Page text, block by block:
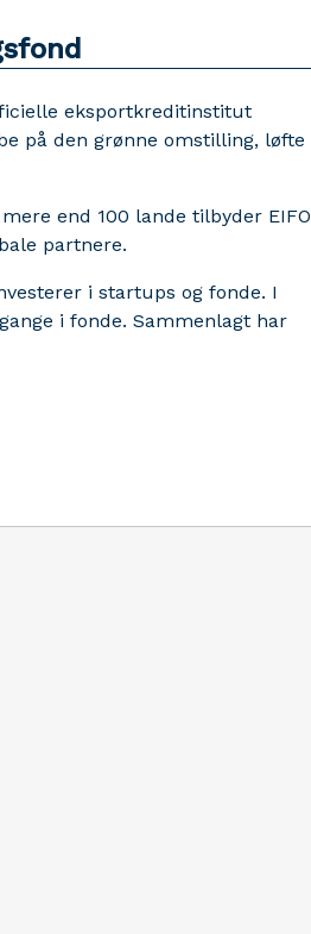
eksportkreditinstitut
på den grønne omstilling, løfte
end 100 lande tilbyder EIFO
partnere.
i startups og fonde. I
i fonde. Sammenlagt har